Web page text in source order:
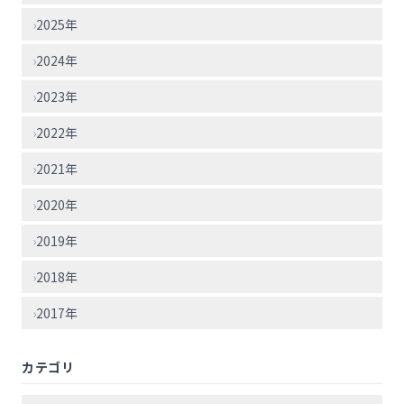
›2025年
›2024年
›2023年
›2022年
›2021年
›2020年
›2019年
›2018年
›2017年
カテゴリ